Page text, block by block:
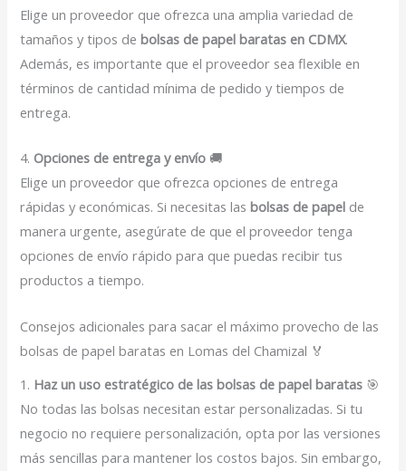
Elige un proveedor que ofrezca una amplia variedad de
tamaños y tipos debolsas de papel baratas en CDMX.
Además, es importante que el proveedor sea flexible en
términos de cantidad mínima de pedido y tiempos de
entrega.
4. Opciones de entrega y envío 🚚
Elige un proveedor que ofrezca opciones de entrega
rápidas y económicas. Si necesitas lasbolsas de papel de
manera urgente, asegúrate de que el proveedor tenga
opciones de envío rápido para que puedas recibir tus
productos a tiempo.
Consejos adicionales para sacar el máximo provecho de las
bolsas de papel baratas en Lomas del Chamizal 🏅
1. Haz un uso estratégico de las bolsas de papel baratas 🎯
No todas las bolsas necesitan estar personalizadas. Si tu
negocio no requiere personalización, opta por las versiones
más sencillas para mantener los costos bajos. Sin embargo,